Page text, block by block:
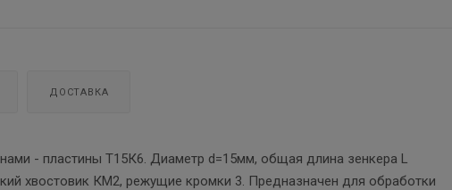
ДОСТАВКА
- пластины Т15К6. Диаметр d=15мм, общая длина зенкера L
хвостовик КМ2, режущие кромки 3. Предназначен для обработки